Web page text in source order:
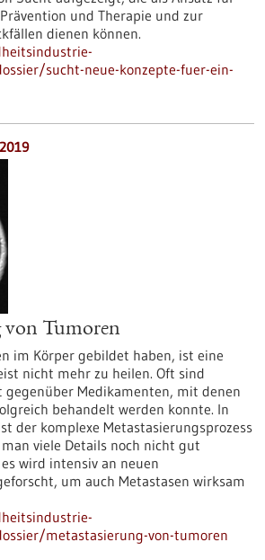
und Therapie und zur
dienen können.
sucht-neue-konzepte-fuer-ein-
von Tumoren
im Körper gebildet haben, ist eine
nicht mehr zu heilen. Oft sind
gegenüber Medikamenten, mit denen
behandelt werden konnte. In
der komplexe Metastasierungsprozess
viele Details noch nicht gut
wird intensiv an neuen
um auch Metastasen wirksam
metastasierung-von-tumoren